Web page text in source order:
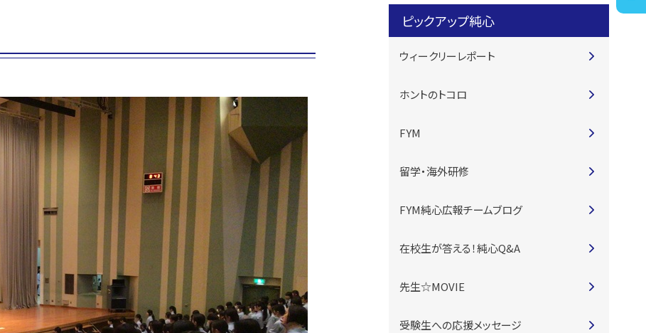
ピックアップ純心
ウィークリーレポート
ホントのトコロ
FYM
留学・海外研修
FYM純心広報チームブログ
在校生が答える！純心Q&A
先生☆MOVIE
受験生への応援メッセージ